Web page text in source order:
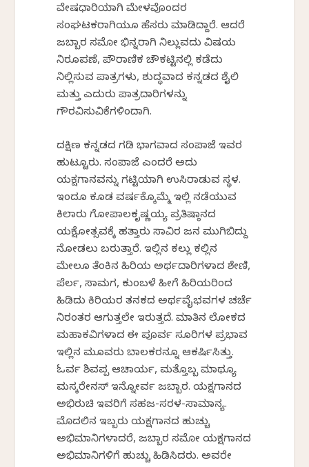
ವೇಷಧಾರಿಯಾಗಿ ಮೇಳವೊಂದರ
ಸಂಘಟಕರಾಗಿಯೂ ಹೆಸರು ಮಾಡಿದ್ದಾರೆ. ಆದರೆ
ಜಬ್ಬಾರ ಸಮೋ ಭಿನ್ನರಾಗಿ ನಿಲ್ಲುವದು ವಿಷಯ
ನಿರೂಪಣೆ, ಪೌರಾಣಿಕ ಚೌಕಟ್ಟಿನಲ್ಲಿ ಕಡೆದು
ನಿಲ್ಲಿಸುವ ಪಾತ್ರಗಳು, ಶುದ್ಧವಾದ ಕನ್ನಡದ ಶೈಲಿ
ಮತ್ತು ಎದುರು ಪಾತ್ರದಾರಿಗಳನ್ನು
ಗೌರವಿಸುವಿಕೆಗಳಿಂದಾಗಿ.
ದಕ್ಷಿಣ ಕನ್ನಡದ ಗಡಿ ಭಾಗವಾದ ಸಂಪಾಜೆ ಇವರ
ಹುಟ್ಟೂರು. ಸಂಪಾಜೆ ಎಂದರೆ ಅದು
ಯಕ್ಷಗಾನವನ್ನು ಗಟ್ಟಿಯಾಗಿ ಉಸಿರಾಡುವ ಸ್ಥಳ.
ಇಂದೂ ಕೂಡ ವರ್ಷಕ್ಕೊಮ್ಮೆ ಇಲ್ಲಿ ನಡೆಯುವ
ಕಿಲಾರು ಗೋಪಾಲಕೃಷ್ಣಯ್ಯ ಪ್ರತಿಷ್ಠಾನದ
ಯಕ್ಷೋತ್ಸವಕ್ಕೆ ಹತ್ತಾರು ಸಾವಿರ ಜನ ಮುಗಿಬಿದ್ದು
ನೋಡಲು ಬರುತ್ತಾರೆ. ಇಲ್ಲಿನ ಕಲ್ಲು ಕಲ್ಲಿನ
ಮೇಲೂ ತೆಂಕಿನ ಹಿರಿಯ ಅರ್ಥದಾರಿಗಳಾದ ಶೇಣಿ,
ಪೆರ್ಲ, ಸಾಮಗ, ಕುಂಬಳೆ ಹೀಗೆ ಹಿರಿಯರಿಂದ
ಹಿಡಿದು ಕಿರಿಯರ ತನಕದ ಅರ್ಥವೈಭವಗಳ ಚರ್ಚೆ
ನಿರಂತರ ಆಗುತ್ತಲೇ ಇರುತ್ತದೆ. ಮಾತಿನ ಲೋಕದ
ಮಹಾಕವಿಗಳಾದ ಈ ಪೂರ್ವ ಸೂರಿಗಳ ಪ್ರಭಾವ
ಇಲ್ಲಿನ ಮೂವರು ಬಾಲಕರನ್ನೂ ಆಕರ್ಷಿಸಿತ್ತು.
ಓರ್ವ ಶಿವಪ್ಪ ಆಚಾರ್ಯ, ಮತ್ತೊಬ್ಬ ಮಾಥ್ಯೂ
ಮಸ್ಕರೇನಸ್ ಇನ್ನೋರ್ವ ಜಬ್ಬಾರ. ಯಕ್ಷಗಾನದ
ಅಭಿರುಚಿ ಇವರಿಗೆ ಸಹಜ-ಸರಳ-ಸಾಮಾನ್ಯ.
ಮೊದಲಿನ ಇಬ್ಬರು ಯಕ್ಷಗಾನದ ಹುಚ್ಚು
ಅಭಿಮಾನಿಗಳಾದರೆ, ಜಬ್ಬಾರ ಸಮೋ ಯಕ್ಷಗಾನದ
ಅಭಿಮಾನಿಗಳಿಗೆ ಹುಚ್ಚು ಹಿಡಿಸಿದರು. ಅವರೇ